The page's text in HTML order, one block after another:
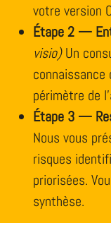
votre version
Étape 2 —
visio)Un
périmètre de
Étape 3 —
Nous vous
risques
priorisées.
synthèse.